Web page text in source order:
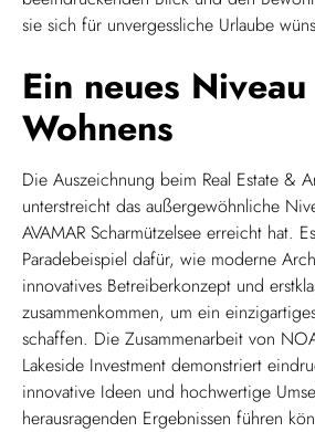
sie sich für unvergessliche Urlaube
Ein neues
Wohnens
Die Auszeichnung beim Real Estate &
unterstreicht das außergewöhnliche
AVAMAR Scharmützelsee erreicht hat.
Paradebeispiel dafür, wie moderne
innovatives Betreiberkonzept und
zusammenkommen, um ein
schaffen. Die Zusammenarbeit von
Lakeside Investment demonstriert
innovative Ideen und hochwertige
herausragenden Ergebnissen führen